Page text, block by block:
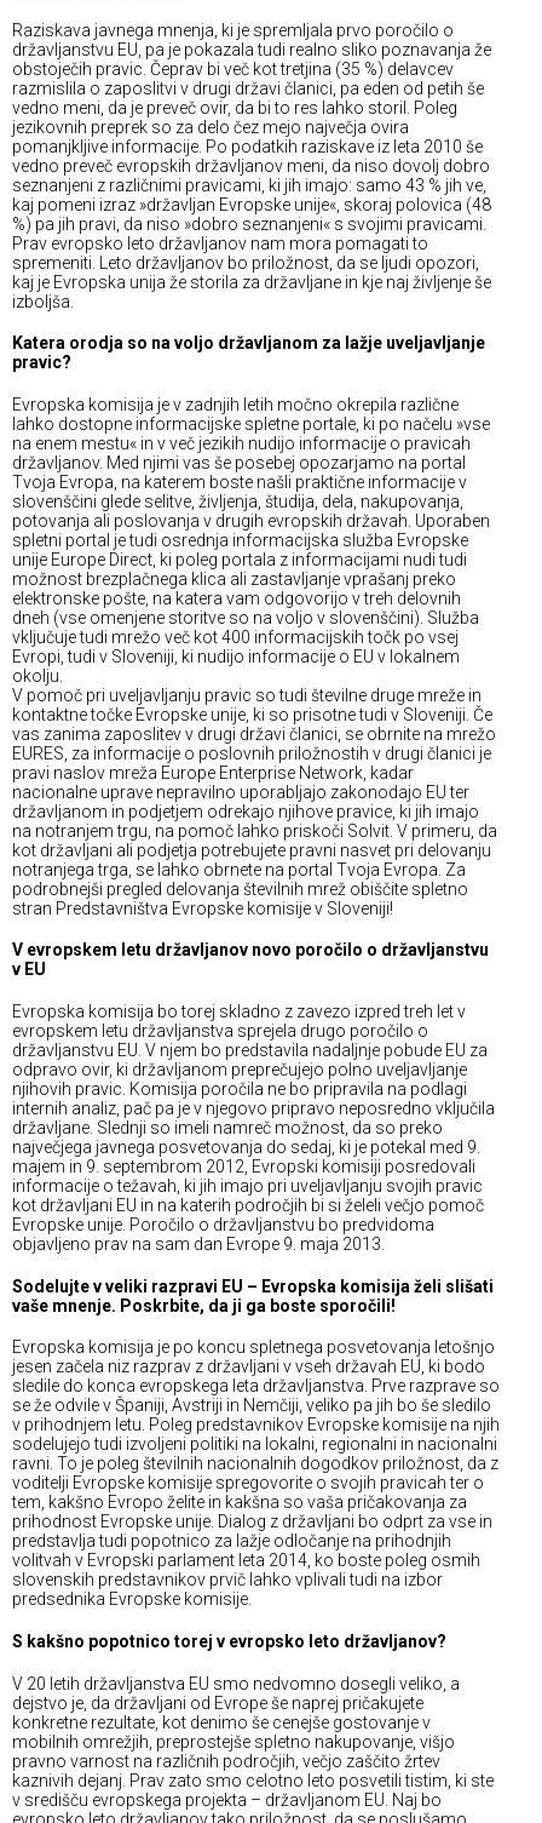
Raziskava javnega mnenja, ki je spremljala prvo poročilo o
državljanstvu EU, pa je pokazala tudi realno sliko poznavanja že
obstoječih pravic. Čeprav bi več kot tretjina (35 %) delavcev
razmislila o zaposlitvi v drugi državi članici, pa eden od petih še
vedno meni, da je preveč ovir, da bi to res lahko storil. Poleg
jezikovnih preprek so za delo čez mejo največja ovira
pomanjkljive informacije. Po podatkih raziskave iz leta 2010 še
vedno preveč evropskih državljanov meni, da niso dovolj dobro
seznanjeni z različnimi pravicami, ki jih imajo: samo 43 % jih ve,
kaj pomeni izraz »državljan Evropske unije«, skoraj polovica (48
%) pa jih pravi, da niso »dobro seznanjeni« s svojimi pravicami.
Prav evropsko leto državljanov nam mora pomagati to
spremeniti. Leto državljanov bo priložnost, da se ljudi opozori,
kaj je Evropska unija že storila za državljane in kje naj življenje še
izboljša.
Katera orodja so na voljo državljanom za lažje uveljavljanje
pravic?
Evropska komisija je v zadnjih letih močno okrepila različne
lahko dostopne informacijske spletne portale, ki po načelu »vse
na enem mestu« in v več jezikih nudijo informacije o pravicah
državljanov. Med njimi vas še posebej opozarjamo na portal
Tvoja Evropa, na katerem boste našli praktične informacije v
slovenščini glede selitve, življenja, študija, dela, nakupovanja,
potovanja ali poslovanja v drugih evropskih državah. Uporaben
spletni portal je tudi osrednja informacijska služba Evropske
unije Europe Direct, ki poleg portala z informacijami nudi tudi
možnost brezplačnega klica ali zastavljanje vprašanj preko
elektronske pošte, na katera vam odgovorijo v treh delovnih
dneh (vse omenjene storitve so na voljo v slovenščini). Služba
vključuje tudi mrežo več kot 400 informacijskih točk po vsej
Evropi, tudi v Sloveniji, ki nudijo informacije o EU v lokalnem
okolju.
V pomoč pri uveljavljanju pravic so tudi številne druge mreže in
kontaktne točke Evropske unije, ki so prisotne tudi v Sloveniji. Če
vas zanima zaposlitev v drugi državi članici, se obrnite na mrežo
EURES, za informacije o poslovnih priložnostih v drugi članici je
pravi naslov mreža Europe Enterprise Network, kadar
nacionalne uprave nepravilno uporabljajo zakonodajo EU ter
državljanom in podjetjem odrekajo njihove pravice, ki jih imajo
na notranjem trgu, na pomoč lahko priskoči Solvit. V primeru, da
kot državljani ali podjetja potrebujete pravni nasvet pri delovanju
notranjega trga, se lahko obrnete na portal Tvoja Evropa. Za
podrobnejši pregled delovanja številnih mrež obiščite spletno
stran Predstavništva Evropske komisije v Sloveniji!
V evropskem letu državljanov novo poročilo o državljanstvu
v EU
Evropska komisija bo torej skladno z zavezo izpred treh let v
evropskem letu državljanstva sprejela drugo poročilo o
državljanstvu EU. V njem bo predstavila nadaljnje pobude EU za
odpravo ovir, ki državljanom preprečujejo polno uveljavljanje
njihovih pravic. Komisija poročila ne bo pripravila na podlagi
internih analiz, pač pa je v njegovo pripravo neposredno vključila
državljane. Slednji so imeli namreč možnost, da so preko
največjega javnega posvetovanja do sedaj, ki je potekal med 9.
majem in 9. septembrom 2012, Evropski komisiji posredovali
informacije o težavah, ki jih imajo pri uveljavljanju svojih pravic
kot državljani EU in na katerih področjih bi si želeli večjo pomoč
Evropske unije. Poročilo o državljanstvu bo predvidoma
objavljeno prav na sam dan Evrope 9. maja 2013.
Sodelujte v veliki razpravi EU – Evropska komisija želi slišati
vaše mnenje. Poskrbite, da ji ga boste sporočili!
Evropska komisija je po koncu spletnega posvetovanja letošnjo
jesen začela niz razprav z državljani v vseh državah EU, ki bodo
sledile do konca evropskega leta državljanstva. Prve razprave so
se že odvile v Španiji, Avstriji in Nemčiji, veliko pa jih bo še sledilo
v prihodnjem letu. Poleg predstavnikov Evropske komisije na njih
sodelujejo tudi izvoljeni politiki na lokalni, regionalni in nacionalni
ravni. To je poleg številnih nacionalnih dogodkov priložnost, da z
voditelji Evropske komisije spregovorite o svojih pravicah ter o
tem, kakšno Evropo želite in kakšna so vaša pričakovanja za
prihodnost Evropske unije. Dialog z državljani bo odprt za vse in
predstavlja tudi popotnico za lažje odločanje na prihodnjih
volitvah v Evropski parlament leta 2014, ko boste poleg osmih
slovenskih predstavnikov prvič lahko vplivali tudi na izbor
predsednika Evropske komisije.
S kakšno popotnico torej v evropsko leto državljanov?
V 20 letih državljanstva EU smo nedvomno dosegli veliko, a
dejstvo je, da državljani od Evrope še naprej pričakujete
konkretne rezultate, kot denimo še cenejše gostovanje v
mobilnih omrežjih, preprostejše spletno nakupovanje, višjo
pravno varnost na različnih področjih, večjo zaščito žrtev
kaznivih dejanj. Prav zato smo celotno leto posvetili tistim, ki ste
v središču evropskega projekta – državljanom EU. Naj bo
evropsko leto državljanov tako priložnost, da se poslušamo,